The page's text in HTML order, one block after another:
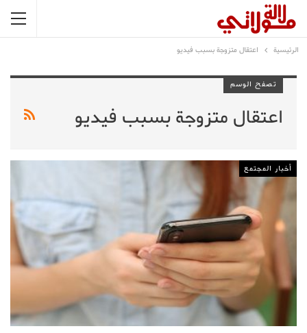
الرئيسية اعتقال متزوجة بسبب فيديو
تصفح الوسم
اعتقال متزوجة بسبب فيديو
أخبار المجتمع